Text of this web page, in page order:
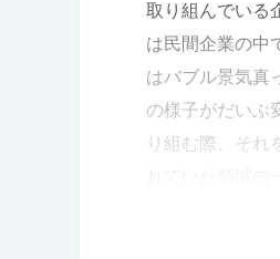
取り組んでいる
は民間企業の中
はバブル景気真
の様子がだいぶ
り組む際、それ
きましたが、